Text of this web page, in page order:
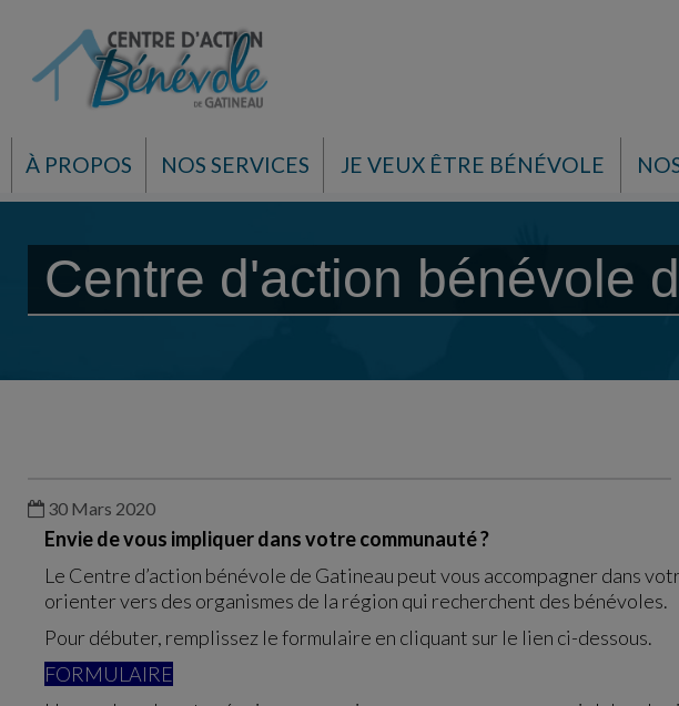
À PROPOS NOS SERVICES JE VEUX ÊTRE BÉNÉVOLE
Centre d'action bénévole
30 Mars 2020
Envie de vous impliquer dans votre communauté ?
Le Centre d’action bénévole de Gatineau peut vous accompagner dans
orienter vers des organismes de la région qui recherchent des bénévoles.
Pour débuter, remplissez le formulaire en cliquant sur le lien ci-dessous.
FORMULAIRE